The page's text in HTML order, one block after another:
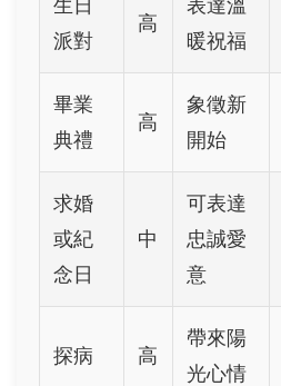
生日
派對
高
表達溫
暖祝福
畢業
典禮
高
象徵新
開始
求婚
或紀
念日
中
可表達
忠誠愛
意
探病 高
帶來陽
光心情